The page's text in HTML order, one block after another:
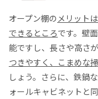
オープン棚の メリット
できるところです。壁
能ですし、長さや高さ
つきやすく、こまめな
しょう。さらに、鉄鍋
ォールキャビネットと